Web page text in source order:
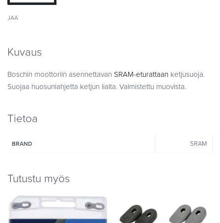
JAA
Kuvaus
Boschin moottoriin asennettavan SRAM-eturattaan ketjusuoja.
Suojaa huosunlahjetta ketjun lialta. Valmistettu muovista.
Tietoa
BRAND SRAM
Tutustu myös